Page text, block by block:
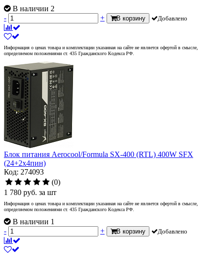
В наличии 2
-
+ В корзину Добавлено
Информация о ценах товара и комплектации указанная на сайте не является офертой в смысле,
определяемом положениями ст. 435 Гражданского Кодекса РФ.
Блок питания Aerocool/Formula SX-400 (RTL) 400W SFX
(24+2x4пин)
Код: 274093
(0)
1 780 руб. за шт
Информация о ценах товара и комплектации указанная на сайте не является офертой в смысле,
определяемом положениями ст. 435 Гражданского Кодекса РФ.
В наличии 1
-
+ В корзину Добавлено